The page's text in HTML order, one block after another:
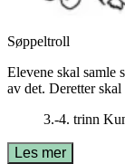
Søppeltroll
Elevene skal samle
av det. Deretter
3.-4. trinn
Les mer